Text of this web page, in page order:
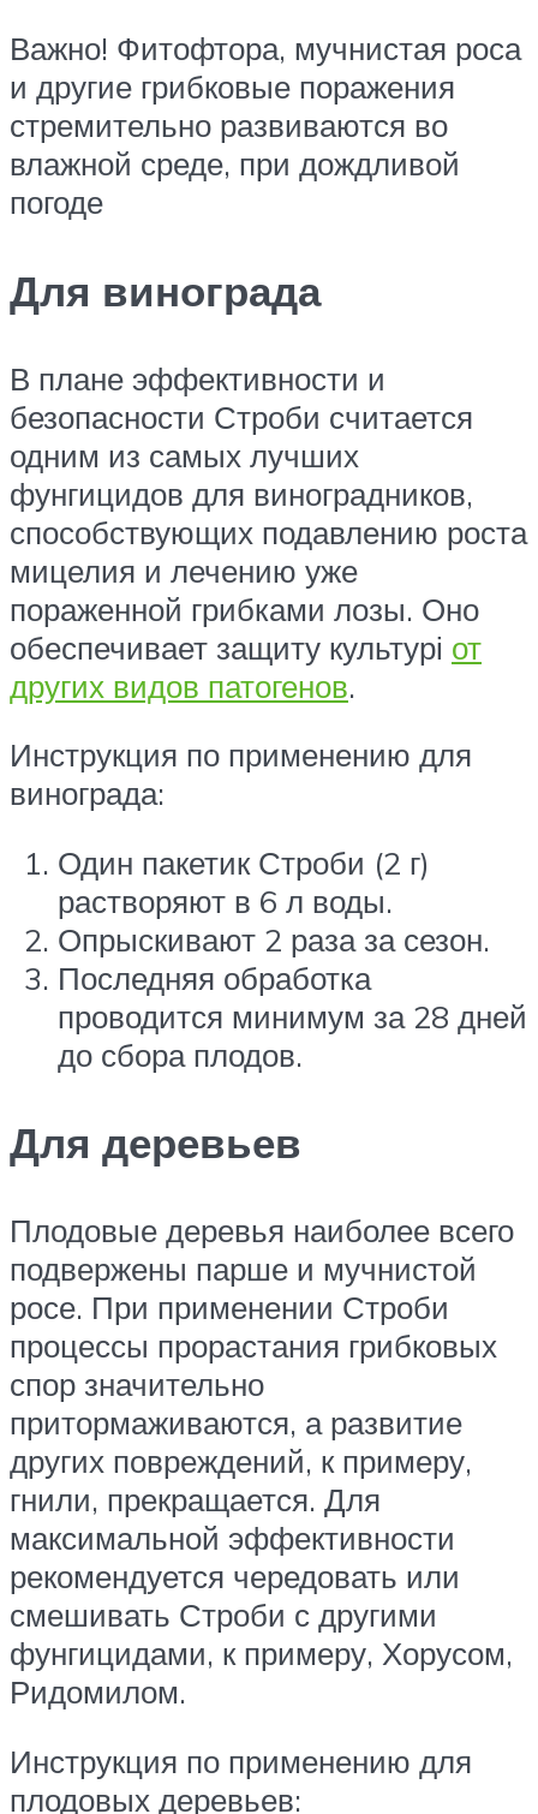
Важно! Фитофтора, мучнистая роса
и другие грибковые поражения
стремительно развиваются во
влажной среде, при дождливой
погоде
Для винограда
В плане эффективности и
безопасности Строби считается
одним из самых лучших
фунгицидов для виноградников,
способствующих подавлению роста
мицелия и лечению уже
пораженной грибками лозы. Оно
обеспечивает защиту культурі от
других видов патогенов.
Инструкция по применению для
винограда:
Один пакетик Строби (2 г)
растворяют в 6 л воды.
Опрыскивают 2 раза за сезон.
Последняя обработка
проводится минимум за 28 дней
до сбора плодов.
Для деревьев
Плодовые деревья наиболее всего
подвержены парше и мучнистой
росе. При применении Строби
процессы прорастания грибковых
спор значительно
притормаживаются, а развитие
других повреждений, к примеру,
гнили, прекращается. Для
максимальной эффективности
рекомендуется чередовать или
смешивать Строби с другими
фунгицидами, к примеру, Хорусом,
Ридомилом.
Инструкция по применению для
плодовых деревьев: